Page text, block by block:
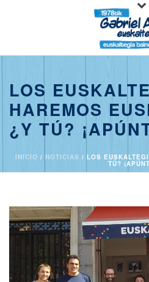
LOS
HAREMOS
¿Y TÚ?
INICIO / NOTICIAS / LOS
TÚ?